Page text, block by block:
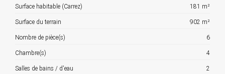
Surface habitable (Carrez) 181 m²
Surface du terrain 902 m²
Nombre de pièce(s) 6
Chambre(s) 4
Salles de bains / d'eau 2